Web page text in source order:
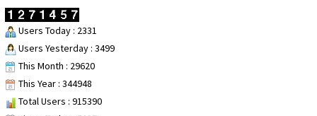
Users Today : 2331
Users Yesterday : 3499
This Month : 29620
This Year : 344948
Total Users : 915390